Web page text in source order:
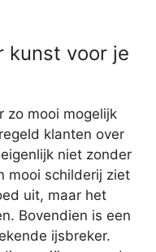
kunst voor je
zo mooi mogelijk
klanten over
niet zonder
mooi schilderij ziet
uit, maar het
Bovendien is een
ijsbreker.